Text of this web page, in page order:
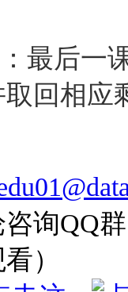
最后一
回相应
询QQ
）